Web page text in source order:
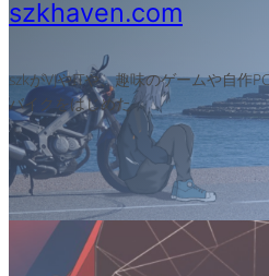
szkhaven.com
szkがVJやITや、趣味のゲームや自作
バイクをはじめた